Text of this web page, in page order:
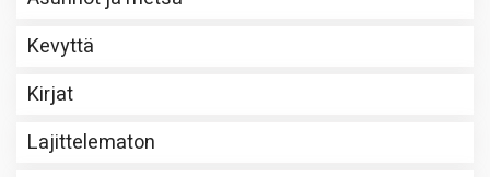
Kevyttä
Kirjat
Lajittelematon